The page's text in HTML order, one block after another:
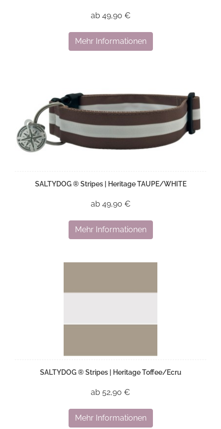
ab 49,90 €
Mehr Informationen
SALTYDOG ® Stripes | Heritage TAUPE/WHITE
ab 49,90 €
Mehr Informationen
SALTYDOG ® Stripes | Heritage Toffee/Ecru
ab 52,90 €
Mehr Informationen